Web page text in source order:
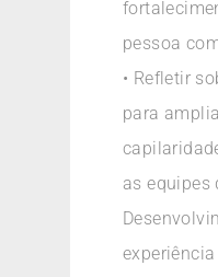
pessoa
• Refletir
para
as equipes
experiência